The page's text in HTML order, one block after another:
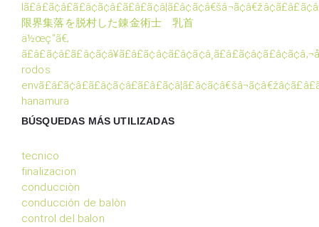
限界集落を脱村した錬金術士 乳首
ä½œç”ã€‚
rodos
hanamura
BÚSQUEDAS MÁS UTILIZADAS
tecnico
finalizacion
conducciòn
conducción de balòn
control del balon